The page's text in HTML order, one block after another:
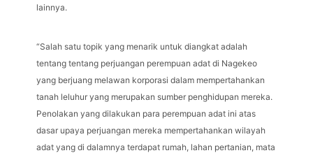
lainnya.
“Salah satu topik yang menarik untuk diangkat adalah
tentang tentang perjuangan perempuan adat di Nagekeo
yang berjuang melawan korporasi dalam mempertahankan
tanah leluhur yang merupakan sumber penghidupan mereka.
Penolakan yang dilakukan para perempuan adat ini atas
dasar upaya perjuangan mereka mempertahankan wilayah
adat yang di dalamnya terdapat rumah, lahan pertanian, mata